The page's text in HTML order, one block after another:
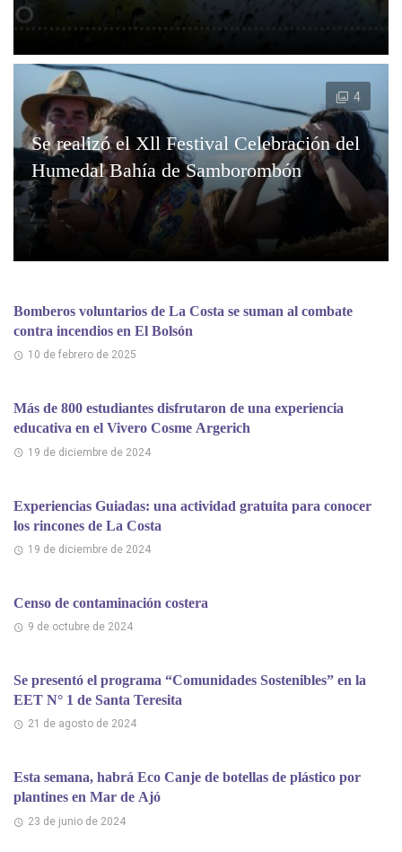
Se realizó el Xll Festival Celebración del
Humedal Bahía de Samborombón
4
Bomberos voluntarios de La Costa se suman al combate
contra incendios en El Bolsón
10 de febrero de 2025
Más de 800 estudiantes disfrutaron de una experiencia
educativa en el Vivero Cosme Argerich
19 de diciembre de 2024
Experiencias Guiadas: una actividad gratuita para conocer
los rincones de La Costa
19 de diciembre de 2024
Censo de contaminación costera
9 de octubre de 2024
Se presentó el programa “Comunidades Sostenibles” en la
EET N° 1 de Santa Teresita
21 de agosto de 2024
Esta semana, habrá Eco Canje de botellas de plástico por
plantines en Mar de Ajó
23 de junio de 2024